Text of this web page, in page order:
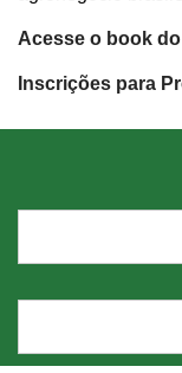
Acesse o book
Inscrições para